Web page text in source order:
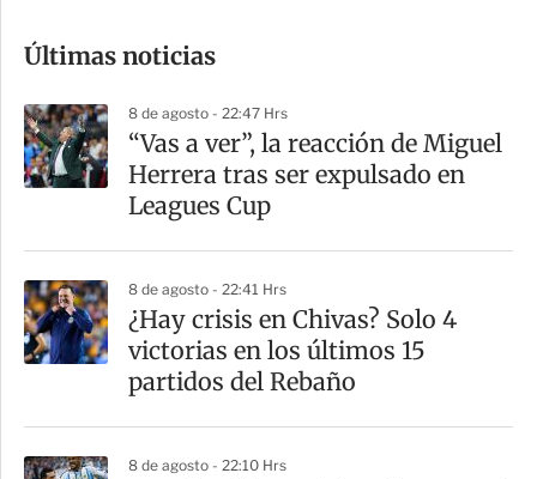
m
a
r
t
Últimas noticias
8 de agosto - 22:47 Hrs
“Vas a ver”, la reacción de Miguel
Herrera tras ser expulsado en
Leagues Cup
8 de agosto - 22:41 Hrs
¿Hay crisis en Chivas? Solo 4
victorias en los últimos 15
partidos del Rebaño
8 de agosto - 22:10 Hrs